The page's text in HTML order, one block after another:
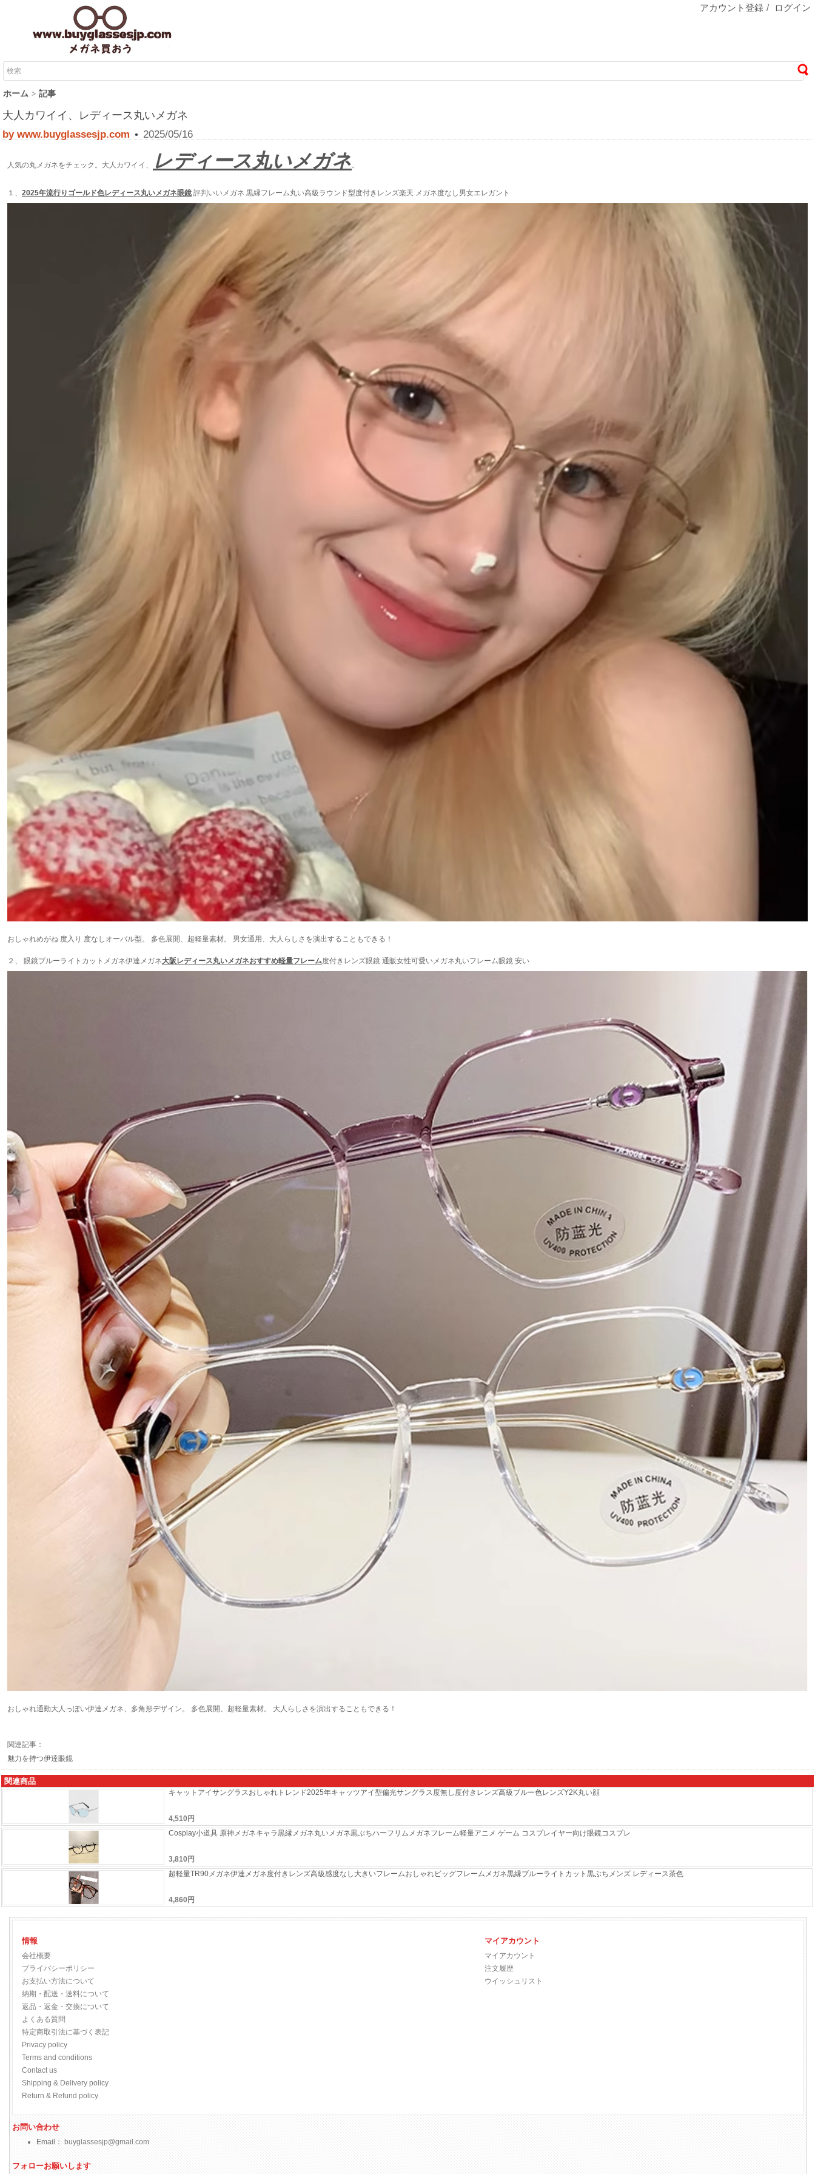
アカウント登録 / ログイン
ホーム 記事
大人カワイイ、レディース丸いメガネ
by www.buyglassesjp.com • 2025/05/16
人気の丸メガネをチェック。大人カワイイ、 レディース丸いメガネ。
１、 2025年流行りゴールド色レディース丸いメガネ眼鏡 評判いいメガネ 黒縁フレーム丸い高級ラウンド型度付きレンズ楽天 メガネ度なし男女エレガント
おしゃれめがね 度入り 度なしオーバル型。 多色展開、超軽量素材。 男女通用、大人らしさを演出することもできる！
２、 眼鏡ブルーライトカットメガネ伊達メガネ大阪レディース丸いメガネおすすめ軽量フレーム度付きレンズ眼鏡 通販女性可愛いメガネ丸いフレーム眼鏡 安い
おしゃれ通勤大人っぽい伊達メガネ、多角形デザイン。 多色展開、超軽量素材。 大人らしさを演出することもできる！
関連記事：
魅力を持つ伊達眼鏡
関連商品
キャットアイサングラスおしゃれトレンド2025年キャッツアイ型偏光サングラス度無し度付きレンズ高級ブルー色レンズY2K丸い顔
4,510円
Cosplay小道具 原神メガネキャラ黒縁メガネ丸いメガネ黒ぶちハーフリムメガネフレーム軽量アニメ ゲーム コスプレイヤー向け眼鏡コスプレ
3,810円
超軽量TR90メガネ伊達メガネ度付きレンズ高級感度なし大きいフレームおしゃれビッグフレームメガネ黒縁ブルーライトカット黒ぶちメンズ レディース茶色
4,860円
情報
会社概要
プライバシーポリシー
お支払い方法について
納期・配送・送料について
返品・返金・交換について
よくある質問
特定商取引法に基づく表記
Privacy policy
Terms and conditions
Contact us
Shipping & Delivery policy
Return & Refund policy
マイアカウント
マイアカウント
注文履歴
ウイッシュリスト
お問い合わせ
Email： buyglassesjp@gmail.com
フォローお願いします